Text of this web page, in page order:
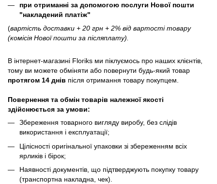
при отриманні за допомогою послуги Нової пошти
"накладений платіж"
(вартість доставки + 20 грн + 2% від вартості товару
(комісія Нової пошти за післяплату).
В інтернет-магазині Floriks ми піклуємось про наших клієнтів,
тому ви можете обміняти або повернути будь-який товар
протягом 14 днів після отримання товару покупцем.
Повернення та обмін товарів належної якості
здійснюється за умови:
Збереження товарного вигляду виробу, без слідів
використання і експлуатації;
Цілісності оригінальної упаковки зі збереженням всіх
ярликів і бірок;
Наявності документів, що підтверджують покупку товару
(транспортна накладна, чек).